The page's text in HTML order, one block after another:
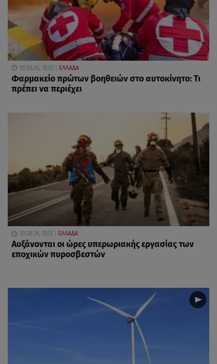
10.08.26, 18:52 ΕΛΛΑΔΑ
Φαρμακείο πρώτων βοηθειών στο αυτοκίνητο: Τι
πρέπει να περιέχει
10.08.26, 18:12 ΕΛΛΑΔΑ
Αυξάνονται οι ώρες υπερωριακής εργασίας των
εποχικών πυροσβεστών